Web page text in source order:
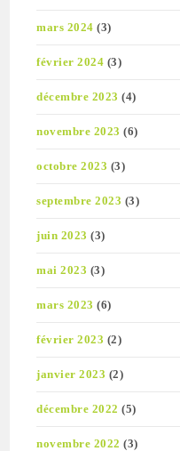
mars 2024 (3)
février 2024 (3)
décembre 2023 (4)
novembre 2023 (6)
octobre 2023 (3)
septembre 2023 (3)
juin 2023 (3)
mai 2023 (3)
mars 2023 (6)
février 2023 (2)
janvier 2023 (2)
décembre 2022 (5)
novembre 2022 (3)